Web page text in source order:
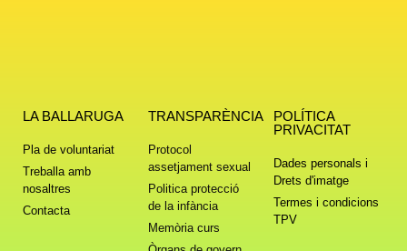
LA BALLARUGA
Pla de voluntariat
Treballa amb
nosaltres
Contacta
TRANSPARÈNCIA
Protocol
assetjament sexual
Politica protecció
de la infància
Memòria curs
POLÍTICA
PRIVACITAT
Dades personals i
Drets d'imatge
Termes i condicions
TPV